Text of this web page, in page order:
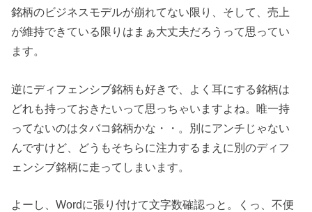
銘柄のビジネスモデルが崩れてない限り、そして、売上
が維持できている限りはまぁ大丈夫だろうって思ってい
ます。
逆にディフェンシブ銘柄も好きで、よく耳にする銘柄は
どれも持っておきたいって思っちゃいますよね。唯一持
ってないのはタバコ銘柄かな・・。別にアンチじゃない
んですけど、どうもそちらに注力するまえに別のディフ
ェンシブ銘柄に走ってしまいます。
よーし、Wordに張り付けて文字数確認っと。くっ、不便